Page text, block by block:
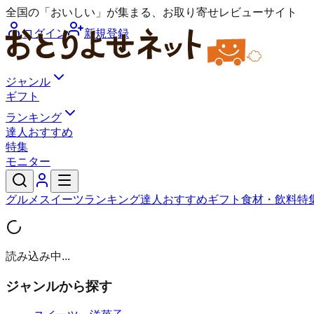
全国の「おいしい」が集まる、お取り寄せレビューサイト
ログイン
新規登録
ジャンル
ギフト
ランキング
達人おすすめ
特集
モニター
グルメ スイーツランキング達人おすすめギフト 食材・飲料特
読み込み中...
ジャンルから探す